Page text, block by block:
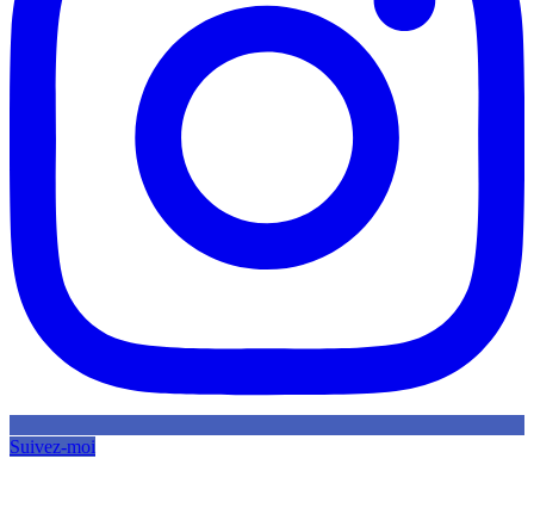
Suivez-moi